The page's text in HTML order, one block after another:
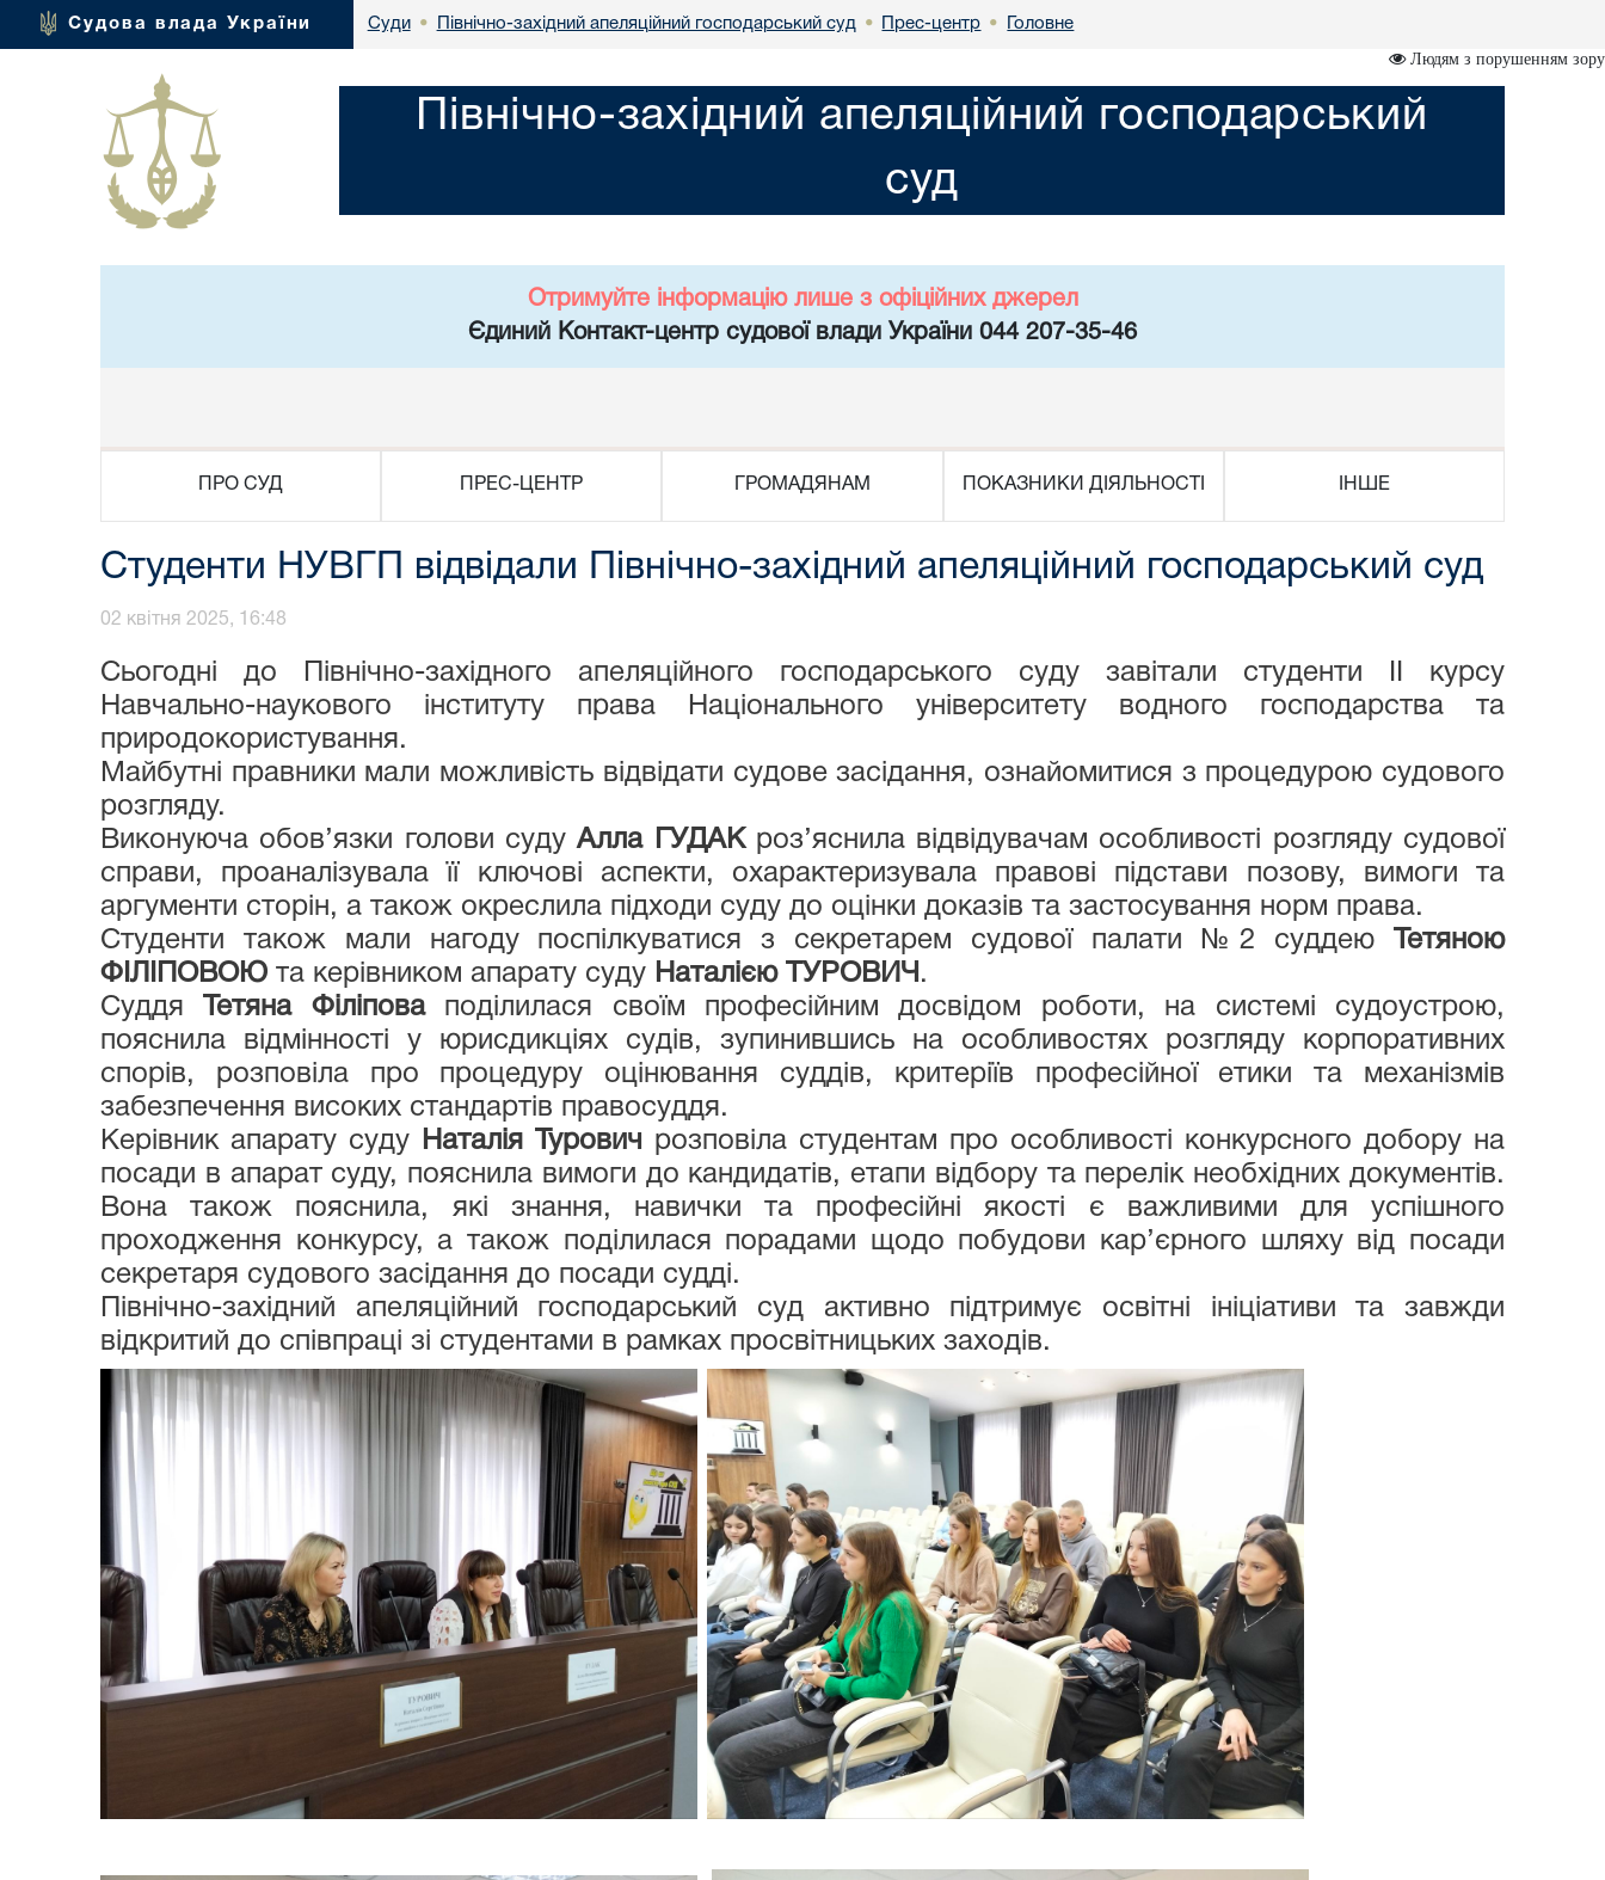
Судова влада України Суди • Північно-західний апеляційний господарський суд • Прес-центр • Головне
Людям з порушенням зору
Північно-західний апеляційний господарський
суд
Отримуйте інформацію лише з офіційних джерел
Єдиний Контакт-центр судової влади України 044 207-35-46
ПРО СУД ПРЕС-ЦЕНТР ГРОМАДЯНАМ ПОКАЗНИКИ ДІЯЛЬНОСТІ ІНШЕ
Студенти НУВГП відвідали Північно-західний апеляційний господарський суд
02 квітня 2025, 16:48
Сьогодні до Північно-західного апеляційного господарського суду завітали студенти ІІ курсу
Навчально-наукового інституту права Національного університету водного господарства та
природокористування.
Майбутні правники мали можливість відвідати судове засідання, ознайомитися з процедурою судового
розгляду.
Виконуюча обов’язки голови судуАлла ГУДАКроз’яснила відвідувачам особливості розгляду судової
справи, проаналізувала її ключові аспекти, охарактеризувала правові підстави позову, вимоги та
аргументи сторін, а також окреслила підходи суду до оцінки доказів та застосування норм права.
Студенти також мали нагоду поспілкуватися з секретарем судової палати №2 суддею
Тетяною
ФІЛІПОВОЮ та керівником апарату суду Наталією ТУРОВИЧ .
Суддя
Тетяна Філіповаподілилася своїм професійним досвідом роботи, на системі судоустрою,
пояснила відмінності у юрисдикціях судів, зупинившись на особливостях розгляду корпоративних
спорів, розповіла про процедуру оцінювання суддів, критеріїв професійної етики та механізмів
забезпечення високих стандартів правосуддя.
Керівник апарату суду
Наталія Турович розповіла студентам про особливості конкурсного добору на
посади в апарат суду, пояснила вимоги до кандидатів, етапи відбору та перелік необхідних документів.
Вона також пояснила, які знання, навички та професійні якості є важливими для успішного
проходження конкурсу, а також поділилася порадами щодо побудови кар’єрного шляху від посади
секретаря судового засідання до посади судді.
Північно-західний апеляційний господарський суд активно підтримує освітні ініціативи та завжди
відкритий до співпраці зі студентами в рамках просвітницьких заходів.